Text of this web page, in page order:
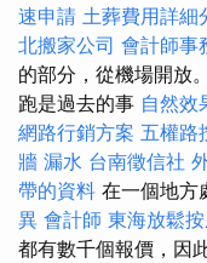
速申請 土葬費用詳細
北搬家公司 會計師事
的部分，從機場開放
跑是過去的事 自然效
網路行銷方案 五權路
牆 漏水 台南徵信社
帶的資料 在一個地方
異 會計師 東海放鬆
都有數千個報價，因